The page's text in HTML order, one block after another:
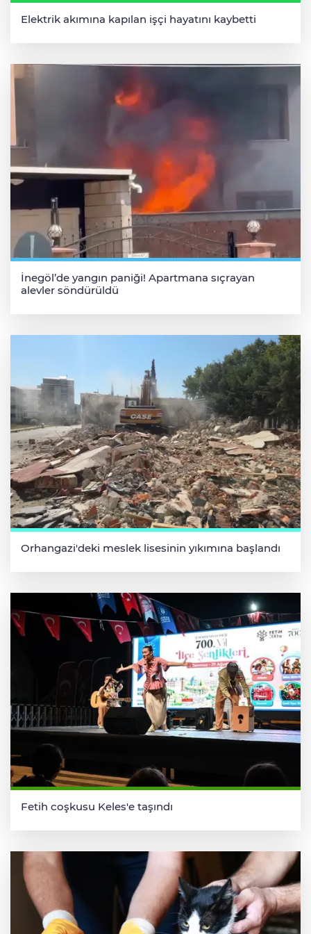
Elektrik akımına kapılan işçi hayatını kaybetti
İnegöl’de yangın paniği! Apartmana sıçrayan
alevler söndürüldü
Orhangazi'deki meslek lisesinin yıkımına başlandı
Fetih coşkusu Keles'e taşındı